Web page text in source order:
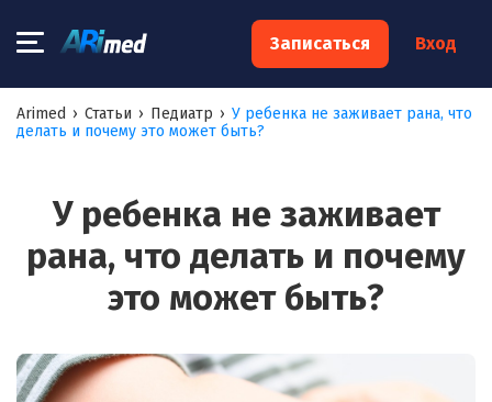
Записаться Вход
Arimed › Статьи › Педиатр › У ребенка не заживает рана, что
делать и почему это может быть?
У ребенка не заживает
рана, что делать и почему
это может быть?
×
Запишитесь на консультацию к
специалисту
Ваш телефон:*